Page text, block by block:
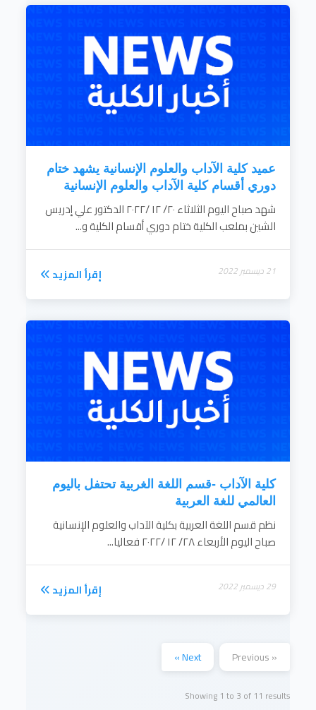
عميد كلية الآداب والعلوم الإنسانية يشهد ختام
دوري أقسام كلية الآداب والعلوم الإنسانية
شهد صباح اليوم الثلاثاء ٢٠/ ١٢ /٢٠٢٢ الدكتور علي إدريس
الشين بملعب الكلية ختام دوري أقسام الكلية و...
21 ديسمبر 2022 إقرأ المزيد
كلية الآداب -قسم اللغة الغربية تحتفل باليوم
العالمي للغة العربية
نظم قسم اللغة العربية بكلية الآداب والعلوم الإنسانية
صباح اليوم الأربعاء ٢٨/ ١٢ /٢٠٢٢ فعاليا...
29 ديسمبر 2022 إقرأ المزيد
« Previous
Next »
Showing 1 to 3 of 11 results